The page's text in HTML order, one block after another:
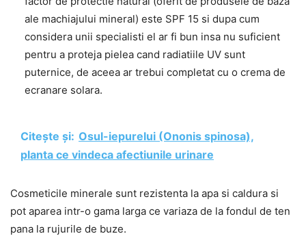
ale machiajului mineral) este SPF 15 si dupa cum
considera unii specialisti el ar fi bun insa nu suficient
pentru a proteja pielea cand radiatiile UV sunt
puternice, de aceea ar trebui completat cu o crema de
ecranare solara.
Citește și: Osul-iepurelui (Ononis spinosa),
planta ce vindeca afectiunile urinare
Cosmeticile minerale sunt rezistenta la apa si caldura si
pot aparea intr-o gama larga ce variaza de la fondul de ten
pana la rujurile de buze.